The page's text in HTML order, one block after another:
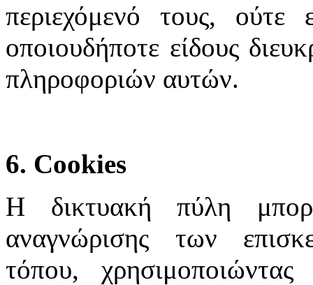
περιεχόμενό τους, ούτε
οποιουδήποτε είδους
πληροφοριών αυτών.
6. Cookies
Η δικτυακή πύλη
αναγνώρισης των
τόπου, χρησιμοποιώντας